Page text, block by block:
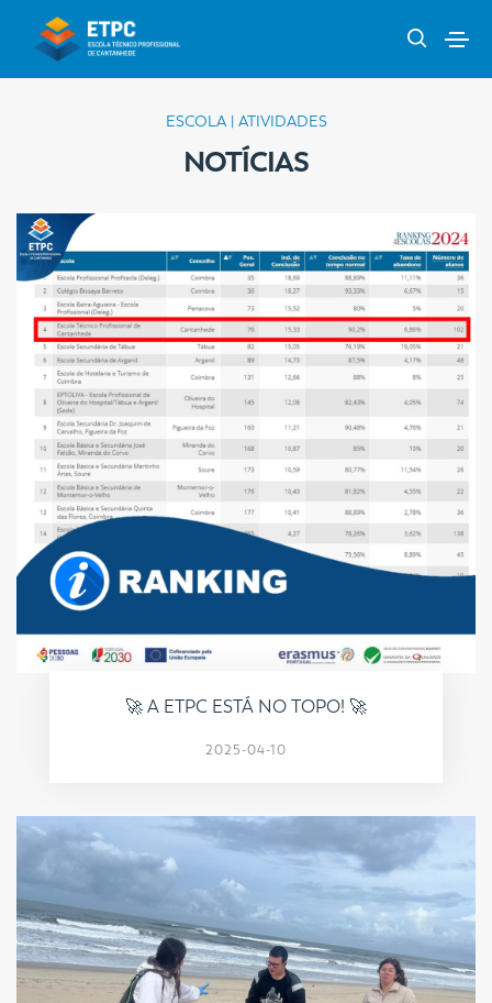
ESCOLA | ATIVIDADES
NOTÍCIAS
🚀 A ETPC ESTÁ NO TOPO! 🚀
2025-04-10